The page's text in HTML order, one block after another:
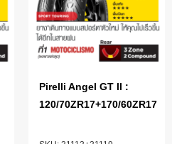
Pirelli Angel GT II :
120/70ZR17+170/60ZR17